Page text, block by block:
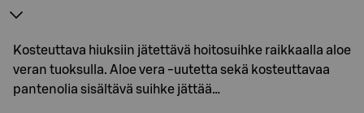
Kosteuttava hiuksiin jätettävä hoitosuihke raikkaalla aloe
veran tuoksulla. Aloe vera -uutetta sekä kosteuttavaa
pantenolia sisältävä suihke jättää…